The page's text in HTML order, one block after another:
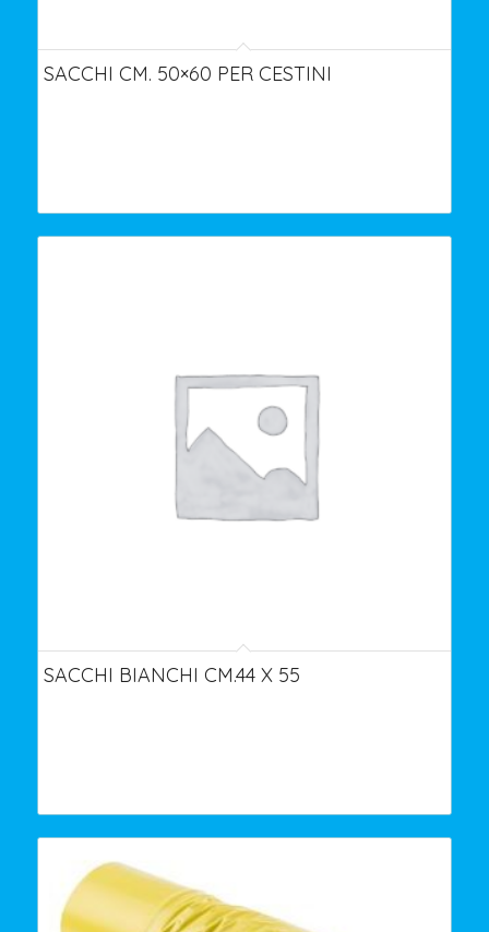
SACCHI CM. 50×60 PER CESTINI
SACCHI BIANCHI CM.44 X 55